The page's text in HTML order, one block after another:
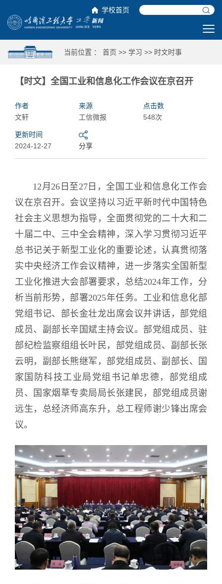
学校首页
当前位置 ： 首页 >> 学习 >> 时文时事
【时文】全国工业和信息化工作会议在京召开
作者
文轩
来源
工信微报
点击数
548次
更新时间
2024-12-27
分享
12月26日至27日，全国工业和信息化工作会
议在京召开。会议坚持以习近平新时代中国特色
社会主义思想为指导，全面贯彻党的二十大和二
十届二中、三中全会精神，深入学习贯彻习近平
总书记关于新型工业化的重要论述，认真贯彻落
实中央经济工作会议精神，进一步落实全国新型
工业化推进大会部署要求，总结2024年工作，分
析当前形势，部署2025年任务。工业和信息化部
党组书记、部长金壮龙出席会议并讲话，部党组
成员、副部长辛国斌主持会议。部党组成员、驻
部纪检监察组组长叶民，部党组成员、副部长张
云明，副部长熊继军，部党组成员、副部长、国
家国防科技工业局党组书记单忠德，部党组成
员、国家烟草专卖局局长张建民，部党组成员谢
远生，总经济师高东升，总工程师谢少锋出席会
议。